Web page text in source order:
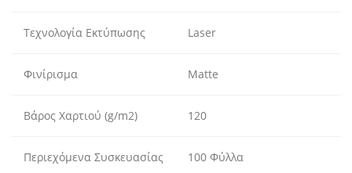
Τεχνολογία Εκτύπωσης Laser
Φινίρισμα Matte
Βάρος Χαρτιού (g/m2) 120
Περιεχόμενα Συσκευασίας 100 Φύλλα